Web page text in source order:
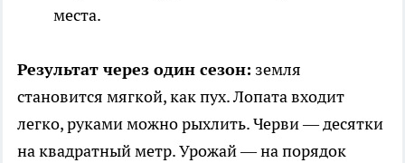
места.
Результат через один сезон: земля
становится мягкой, как пух. Лопата входит
легко, руками можно рыхлить. Черви — десятки
на квадратный метр. Урожай — на порядок